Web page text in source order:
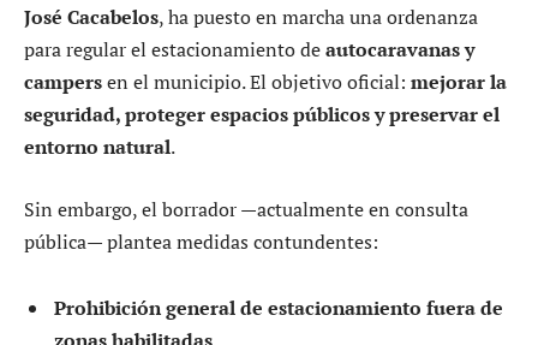
José Cacabelos, ha puesto en marcha una ordenanza
para regular el estacionamiento deautocaravanas y
campersen el municipio. El objetivo oficial: mejorar la
seguridad, proteger espacios públicos y preservar el
entorno natural.
Sin embargo, el borrador —actualmente en consulta
pública— plantea medidas contundentes:
Prohibición general de estacionamiento fuera de